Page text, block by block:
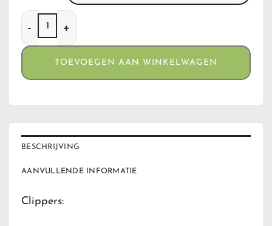
Clippers Weed Mandalas aantal
TOEVOEGEN AAN WINKELWAGEN
BESCHRIJVING
AANVULLENDE INFORMATIE
Clippers: